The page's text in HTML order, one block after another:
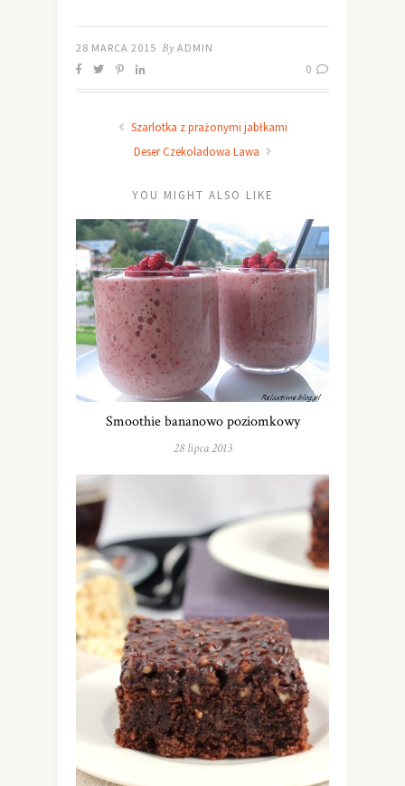
28 MARCA 2015 By ADMIN
0
Szarlotka z prażonymi jabłkami
Deser Czekoladowa Lawa
YOU MIGHT ALSO LIKE
Smoothie bananowo poziomkowy
28 lipca 2013